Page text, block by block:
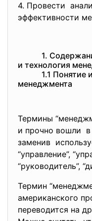
4. Провести
эффективности
1.
и технология
1.1 Понятие
менеджмента
Термины
и прочно вошли
заменив
“управление”,
“руководитель”,
Термин
американского
переводится на